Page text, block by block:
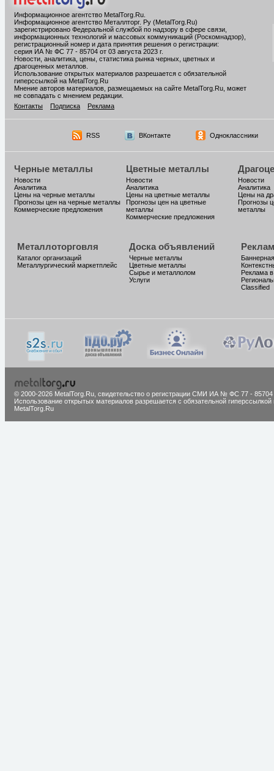
Информационное агентство MetalTorg.Ru
Информационное агентство Металлторг. Ру (MetalTorg.Ru)
зарегистрировано Федеральной службой по надзору в сфере связи,
информационных технологий и массовых коммуникаций (Роскомнадзор),
регистрационный номер и дата принятия решения о регистрации:
серия ИА № ФС 77 - 85704 от 03 августа 2023 г.
Новости, аналитика, цены, статистика рынка черных, цветных и
драгоценных металлов.
Использование открытых материалов разрешается с обязательной
гиперссылкой на MetalTorg.Ru
Мнение авторов материалов, размещаемых на сайте MetalTorg.Ru, может
не совпадать с мнением редакции.
Контакты
Подписка Реклама
RSS ВКонтакте Одноклассники
Черные металлы
Новости
Аналитика
Цены на черные металлы
Прогнозы цен на черные металлы
Коммерческие предложения
Цветные металлы
Новости
Аналитика
Цены на цветные металлы
Прогнозы цен на цветные
металлы
Коммерческие предложения
Новости
Аналитика
Цены на
Прогнозы
металлы
Металлоторговля
Каталог организаций
Металлургический маркетплейс
Доска объявлений
Черные металлы
Цветные металлы
Сырье и металлолом
Услуги
Реклама
Classified
© 2000-2026 MetalTorg.Ru, cвидетельство о регистрации СМИ ИА № ФС 77 - 85704
Использование открытых материалов разрешается с обязательной гиперссылкой
MetalTorg.Ru